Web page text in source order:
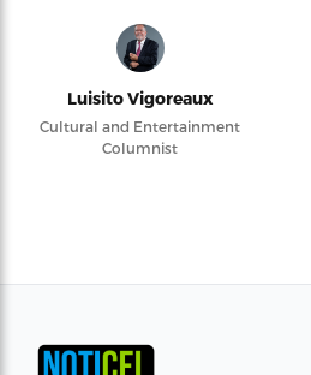
Luisito Vigoreaux
Cultural and Entertainment
Columnist